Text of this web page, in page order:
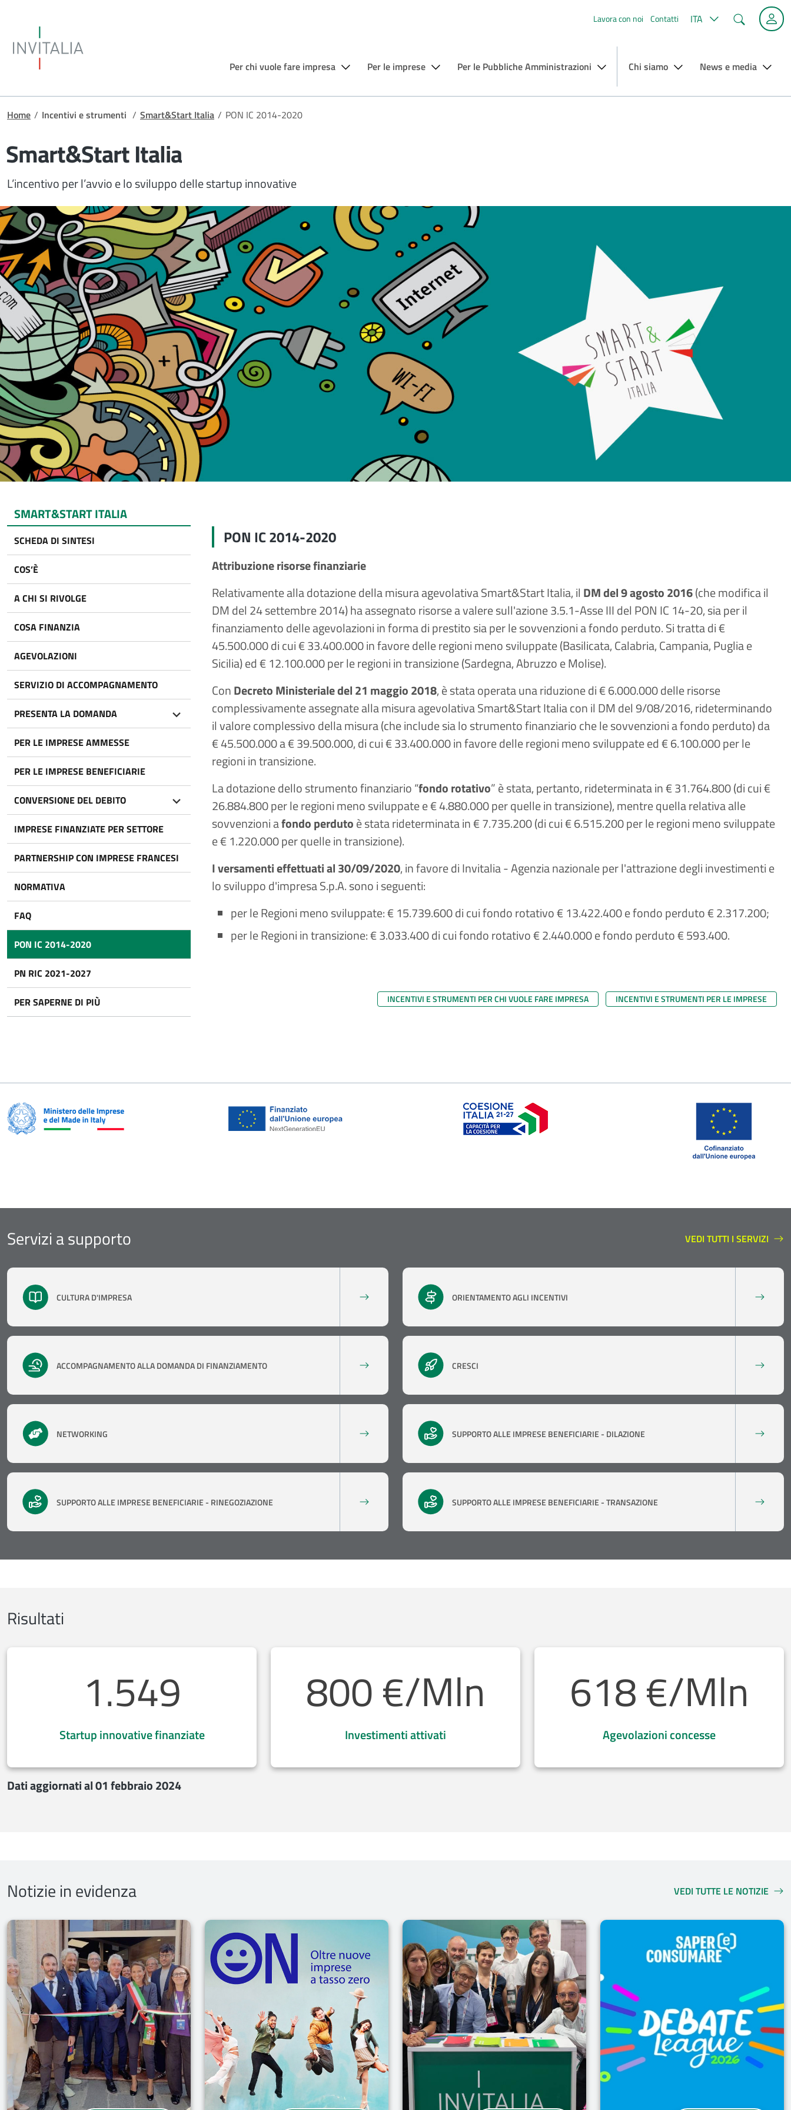
Lavora con noi Contatti ITA Cerca
Per chi vuole fare impresa Per le imprese Per le Pubbliche Amministrazioni Chi siamo News e media
Briciole di pane
Home / Incentivi e strumenti / Smart&Start Italia / PON IC 2014-2020
Smart&Start Italia
L’incentivo per l’avvio e lo sviluppo delle startup innovative
SMART&START ITALIA
SCHEDA DI SINTESI
COS’È
A CHI SI RIVOLGE
COSA FINANZIA
AGEVOLAZIONI
SERVIZIO DI ACCOMPAGNAMENTO
PRESENTA LA DOMANDA
PER LE IMPRESE AMMESSE
PER LE IMPRESE BENEFICIARIE
CONVERSIONE DEL DEBITO
IMPRESE FINANZIATE PER SETTORE
PARTNERSHIP CON IMPRESE FRANCESI
NORMATIVA
FAQ
PON IC 2014-2020
PN RIC 2021-2027
PER SAPERNE DI PIÙ
PON IC 2014-2020
Attribuzione risorse finanziarie
Relativamente alla dotazione della misura agevolativa Smart&Start Italia, il DM del 9 agosto 2016(che modifica il
DM del 24 settembre 2014) ha assegnato risorse a valere sull'azione 3.5.1-Asse III del PON IC 14-20, sia per il
finanziamento delle agevolazioni in forma di prestito sia per le sovvenzioni a fondo perduto. Si tratta di €
45.500.000 di cui € 33.400.000 in favore delle regioni meno sviluppate (Basilicata, Calabria, Campania, Puglia e
Sicilia) ed € 12.100.000 per le regioni in transizione (Sardegna, Abruzzo e Molise).
ConDecreto Ministeriale del 21 maggio 2018, è stata operata una riduzione di € 6.000.000 delle risorse
complessivamente assegnate alla misura agevolativa Smart&Start Italia con il DM del 9/08/2016, rideterminando
il valore complessivo della misura (che include sia lo strumento finanziario che le sovvenzioni a fondo perduto) da
€ 45.500.000 a € 39.500.000, di cui € 33.400.000 in favore delle regioni meno sviluppate ed € 6.100.000 per le
regioni in transizione.
La dotazione dello strumento finanziario “fondo rotativo” è stata, pertanto, rideterminata in € 31.764.800 (di cui €
26.884.800 per le regioni meno sviluppate e € 4.880.000 per quelle in transizione), mentre quella relativa alle
sovvenzioni afondo perdutoè stata rideterminata in € 7.735.200 (di cui € 6.515.200 per le regioni meno sviluppate
e € 1.220.000 per quelle in transizione).
I versamenti effettuati al 30/09/2020, in favore di Invitalia - Agenzia nazionale per l'attrazione degli investimenti e
lo sviluppo d'impresa S.p.A. sono i seguenti:
per le Regioni meno sviluppate: € 15.739.600 di cui fondo rotativo € 13.422.400 e fondo perduto € 2.317.200;
per le Regioni in transizione: € 3.033.400 di cui fondo rotativo € 2.440.000 e fondo perduto € 593.400.
INCENTIVI E STRUMENTI PER CHI VUOLE FARE IMPRESA INCENTIVI E STRUMENTI PER LE IMPRESE
Servizi a supporto VEDI TUTTI I SERVIZI
SERVIZI A SUPPORTO
CULTURA D'IMPRESA ORIENTAMENTO AGLI INCENTIVI
ACCOMPAGNAMENTO ALLA DOMANDA DI FINANZIAMENTO CRESCI
NETWORKING SUPPORTO ALLE IMPRESE BENEFICIARIE - DILAZIONE
SUPPORTO ALLE IMPRESE BENEFICIARIE - RINEGOZIAZIONE SUPPORTO ALLE IMPRESE BENEFICIARIE - TRANSAZIONE
Risultati
1.549
Startup innovative finanziate
800€/Mln
Investimenti attivati
618€/Mln
Agevolazioni concesse
Dati aggiornati al 01 febbraio 2024
Notizie in evidenza VEDI TUTTE LE NOTIZIE
NOTIZIE IN EVIDENZA